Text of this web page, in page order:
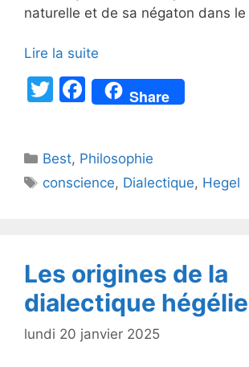
naturelle et de sa négaton dans le
Lire la suite
T
er
F
a
e
b
k
Share
Catégories
Best, Philosophie
Étiquettes
conscience, Dialectique, Hegel
Les origines de la
dialectique
lundi 20 janvier 2025